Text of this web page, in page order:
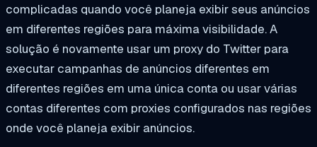
complicadas quando você planeja exibir seus anúncios
em diferentes regiões para máxima visibilidade. A
solução é novamente usar um proxy do Twitter para
executar campanhas de anúncios diferentes em
diferentes regiões em uma única conta ou usar várias
contas diferentes com proxies configurados nas regiões
onde você planeja exibir anúncios.